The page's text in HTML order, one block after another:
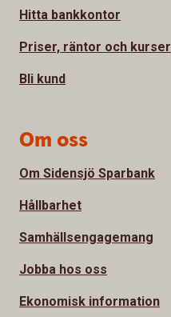
Hitta bankkontor
Priser, räntor och kurser
Bli kund
Om oss
Om Sidensjö Sparbank
Hållbarhet
Samhällsengagemang
Jobba hos oss
Ekonomisk information